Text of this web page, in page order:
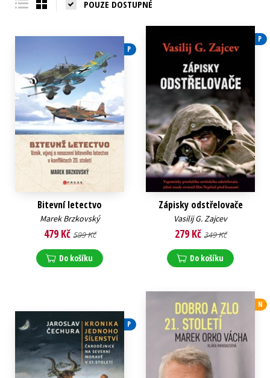
POUZE DOSTUPNÉ
P
Bitevní letectvo
Marek Brzkovský
479 Kč 599 Kč
Do košíku
P
Zápisky odstřelovače
Vasilij G. Zajcev
279 Kč 349 Kč
Do košíku
P
N